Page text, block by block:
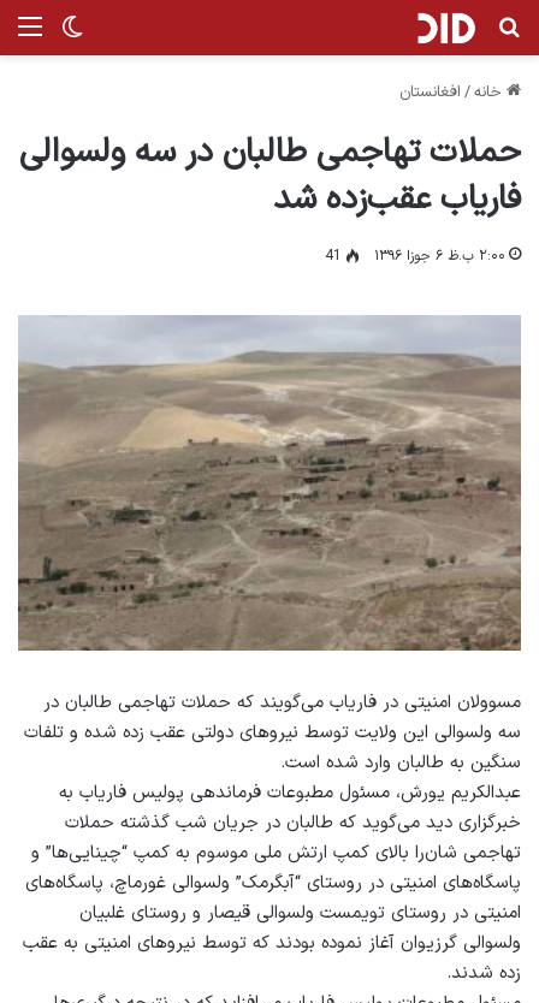
تغییر جستجو برای
خانه/ افغانستان
حملات تهاجمی طالبان در سه ولسوالی
فاریاب عقب‌زده شد
۲:۰۰ ب.ظ ۶ جوزا ۱۳۹۶ 41
مسوولان امنیتی در فاریاب می‌گویند که حملات تهاجمی طالبان در
سه ولسوالی این ولایت توسط نیروهای دولتی عقب زده شده و تلفات
سنگین به طالبان وارد شده است.
عبدالکریم یورش، مسئول مطبوعات فرماندهی پولیس فاریاب به
خبرگزاری دید می‌گوید که طالبان در جریان شب گذشته حملات
تهاجمی شان‌را بالای کمپ ارتش ملی موسوم به کمپ “چینایی‌ها” و
پاسگاه‌های امنیتی در روستای “آبگرمک” ولسوالی غورماچ، پاسگاه‌های
امنیتی در روستای تویمست ولسوالی قیصار و روستای غلبیان
ولسوالی گرزیوان آغاز نموده بودند که توسط نیروهای امنیتی به عقب
زده شدند.